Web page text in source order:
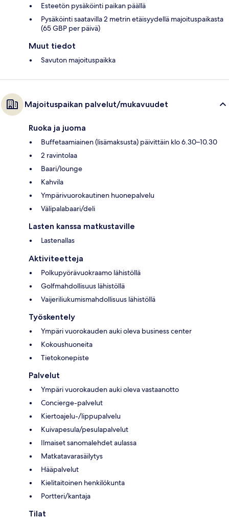
Esteetön pysäköinti paikan päällä
Pysäköinti saatavilla 2 metrin etäisyydellä majoituspaikasta
(65 GBP per päivä)
Muut tiedot
Savuton majoituspaikka
Majoituspaikan palvelut/mukavuudet
Ruoka ja juoma
Buffetaamiainen (lisämaksusta) päivittäin klo 6.30–10.30
2 ravintolaa
Baari/lounge
Kahvila
Ympärivuorokautinen huonepalvelu
Välipalabaari/deli
Lasten kanssa matkustaville
Lastenallas
Aktiviteetteja
Polkupyörävuokraamo lähistöllä
Golfmahdollisuus lähistöllä
Vaijeriliukumismahdollisuus lähistöllä
Työskentely
Ympäri vuorokauden auki oleva business center
Kokoushuoneita
Tietokonepiste
Palvelut
Ympäri vuorokauden auki oleva vastaanotto
Concierge-palvelut
Kiertoajelu-/lippupalvelu
Kuivapesula/pesulapalvelut
Ilmaiset sanomalehdet aulassa
Matkatavarasäilytys
Hääpalvelut
Kielitaitoinen henkilökunta
Portteri/kantaja
Tilat